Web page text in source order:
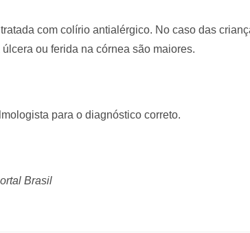
com colírio antialérgico. No caso das
ou ferida na córnea são maiores.
para o diagnóstico correto.
Brasil